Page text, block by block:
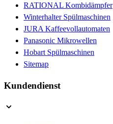
RATIONAL Kombidämpfer
Winterhalter Spülmaschinen
JURA Kaffeevollautomaten
Panasonic Mikrowellen
Hobart Spülmaschinen
Sitemap
Kundendienst